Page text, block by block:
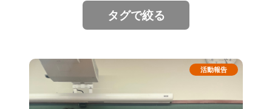
タグで絞る